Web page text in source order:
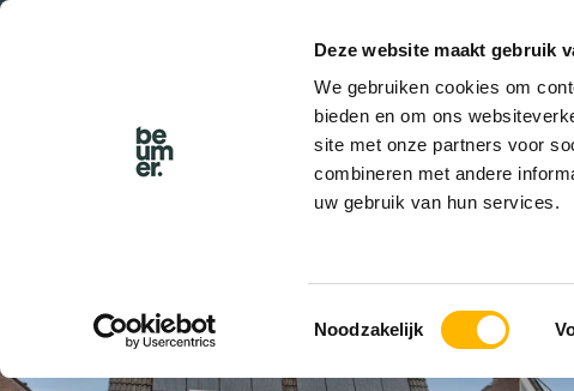
Deze website maakt gebruik
We gebruiken cookies om
bieden en om ons
site met onze partners voor
combineren met andere
uw gebruik van hun services.
Toestemmingsselectie
Noodzakelijk